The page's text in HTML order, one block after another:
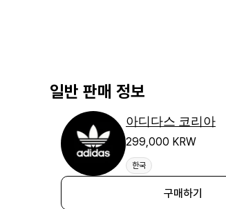
일반 판매 정보
아디다스 코리아
299,000 KRW
한국
구매하기